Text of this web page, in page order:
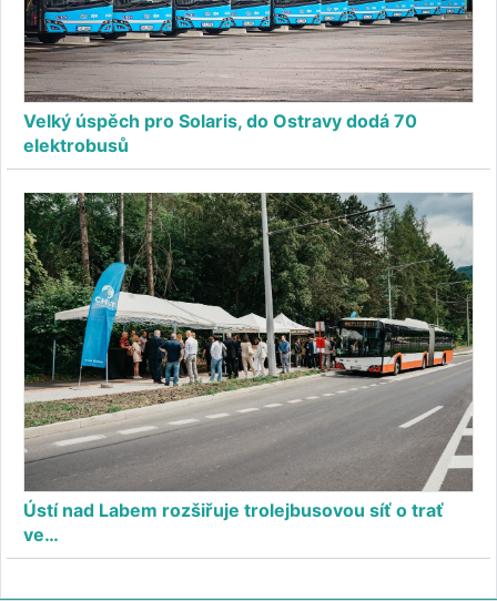
Velký úspěch pro Solaris, do Ostravy dodá 70
elektrobusů
Ústí nad Labem rozšiřuje trolejbusovou síť o trať
ve…